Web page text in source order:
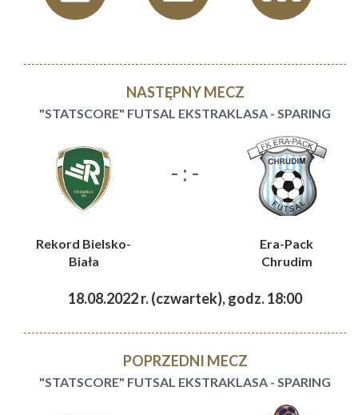
NASTĘPNY MECZ
"STATSCORE" FUTSAL EKSTRAKLASA - SPARING
- : -
Rekord Bielsko-
Biała
Era-Pack
Chrudim
18.08.2022 r. (czwartek), godz. 18:00
POPRZEDNI MECZ
"STATSCORE" FUTSAL EKSTRAKLASA - SPARING